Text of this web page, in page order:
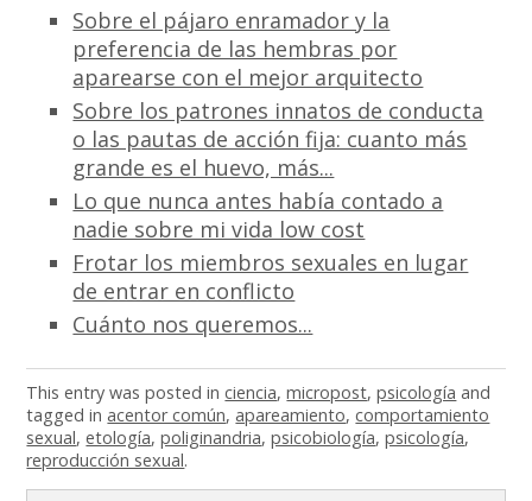
Sobre el pájaro enramador y la
preferencia de las hembras por
aparearse con el mejor arquitecto
Sobre los patrones innatos de conducta
o las pautas de acción fija: cuanto más
grande es el huevo, más...
Lo que nunca antes había contado a
nadie sobre mi vida low cost
Frotar los miembros sexuales en lugar
de entrar en conflicto
Cuánto nos queremos...
This entry was posted inciencia,micropost,psicología and
tagged inacentor común,apareamiento,comportamiento
sexual,etología,poliginandria,psicobiología,psicología,
reproducción sexual.